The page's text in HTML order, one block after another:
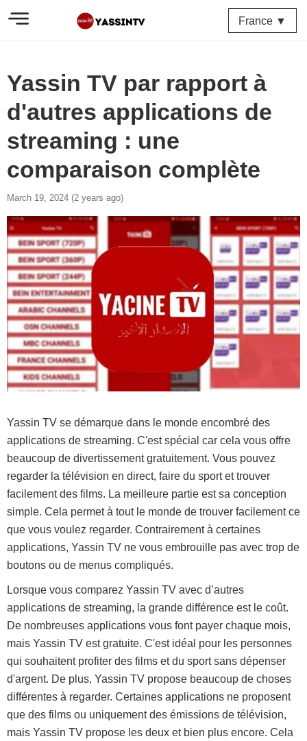
France ▼
Yassin TV par rapport à
d'autres applications de
streaming : une
comparaison complète
March 19, 2024 (2 years ago)
Yassin TV se démarque dans le monde encombré des
applications de streaming. C'est spécial car cela vous offre
beaucoup de divertissement gratuitement. Vous pouvez
regarder la télévision en direct, faire du sport et trouver
facilement des films. La meilleure partie est sa conception
simple. Cela permet à tout le monde de trouver facilement ce
que vous voulez regarder. Contrairement à certaines
applications, Yassin TV ne vous embrouille pas avec trop de
boutons ou de menus compliqués.
Lorsque vous comparez Yassin TV avec d’autres
applications de streaming, la grande différence est le coût.
De nombreuses applications vous font payer chaque mois,
mais Yassin TV est gratuite. C'est idéal pour les personnes
qui souhaitent profiter des films et du sport sans dépenser
d'argent. De plus, Yassin TV propose beaucoup de choses
différentes à regarder. Certaines applications ne proposent
que des films ou uniquement des émissions de télévision,
mais Yassin TV propose les deux et bien plus encore. Cela